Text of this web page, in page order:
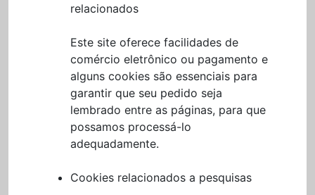
relacionados
Este site oferece facilidades de
comércio eletrônico ou pagamento e
alguns cookies são essenciais para
garantir que seu pedido seja
lembrado entre as páginas, para que
possamos processá-lo
adequadamente.
Cookies relacionados a pesquisas